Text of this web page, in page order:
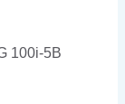
100i-5B